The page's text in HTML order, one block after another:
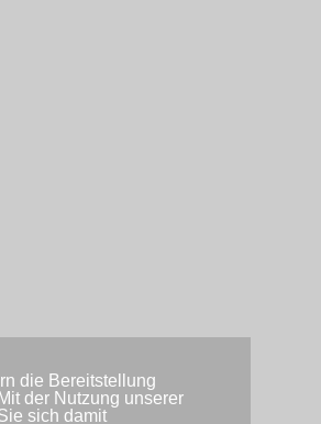
die Bereitstellung
der Nutzung unserer
sich damit